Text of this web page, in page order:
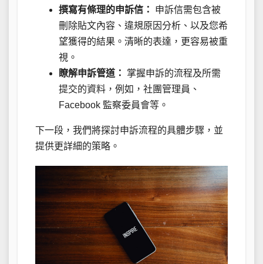
撰寫有條理的申訴信：
申訴信需包含被
刪除貼文內容、違規原因分析、以及您希
望獲得的結果。清晰的表達，更容易被重
視。
瞭解申訴管道：
掌握申訴的流程及所需
提交的資料，例如，社團管理員、
Facebook 監察委員會等。
下一段，我們將探討申訴流程的具體步驟，並
提供更詳細的策略。